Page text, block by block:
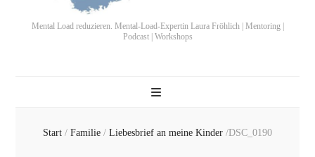
Mental Load reduzieren. Mental-Load-Expertin Laura Fröhlich | Mentoring |
Podcast | Workshops
Start / Familie / Liebesbrief an meine Kinder /DSC_0190